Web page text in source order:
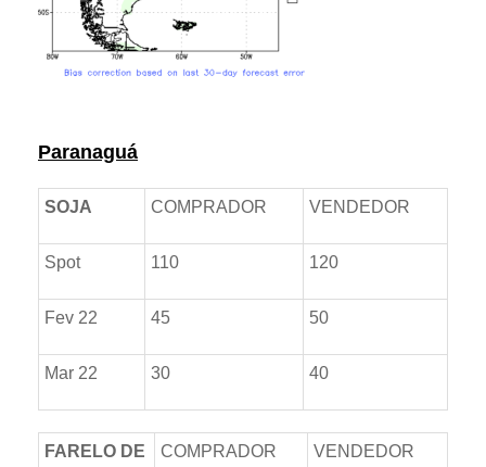
Paranaguá
SOJA COMPRADOR VENDEDOR
Spot 110 120
Fev 22 45 50
Mar 22 30 40
FARELO DE
COMPRADOR VENDEDOR